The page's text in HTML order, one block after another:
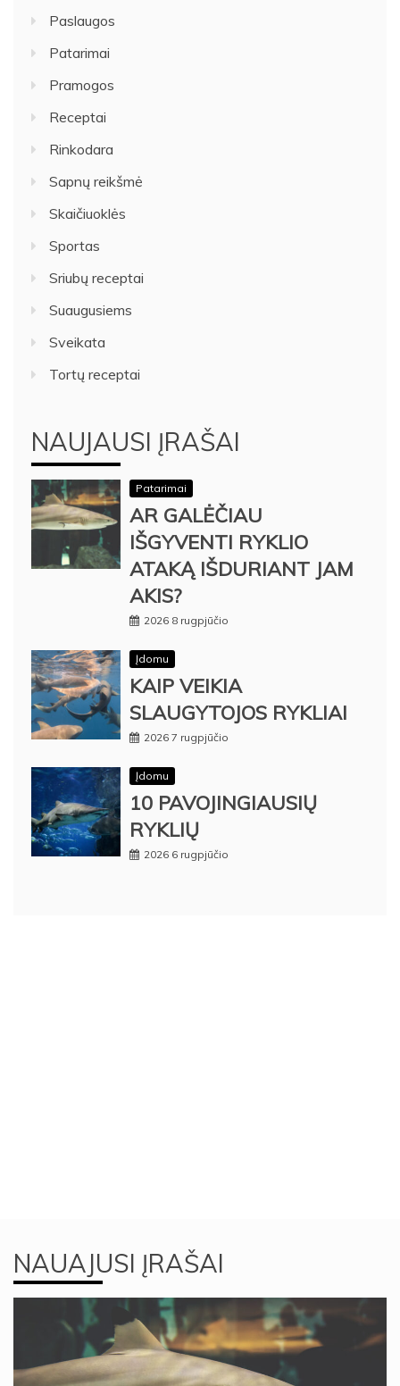
Paslaugos
Patarimai
Pramogos
Receptai
Rinkodara
Sapnų reikšmė
Skaičiuoklės
Sportas
Sriubų receptai
Suaugusiems
Sveikata
Tortų receptai
NAUJAUSI ĮRAŠAI
Patarimai
AR GALĖČIAU
IŠGYVENTI RYKLIO
ATAKĄ IŠDURIANT JAM
AKIS?
2026 8 rugpjūčio
Įdomu
KAIP VEIKIA
SLAUGYTOJOS RYKLIAI
2026 7 rugpjūčio
Įdomu
10 PAVOJINGIAUSIŲ
RYKLIŲ
2026 6 rugpjūčio
NAUAJUSI ĮRAŠAI